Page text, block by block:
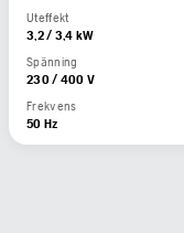
Uteffekt
3,2 / 3,4 kW
Spänning
230 / 400 V
Frekvens
50 Hz